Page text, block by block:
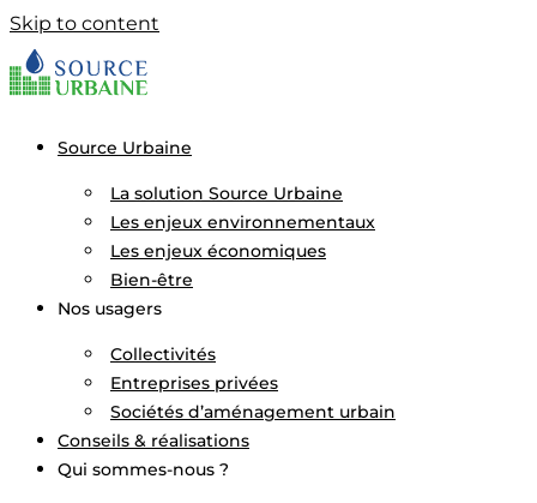
Skip to content
Source Urbaine
La solution Source Urbaine
Les enjeux environnementaux
Les enjeux économiques
Bien-être
Nos usagers
Collectivités
Entreprises privées
Sociétés d’aménagement urbain
Conseils & réalisations
Qui sommes-nous ?